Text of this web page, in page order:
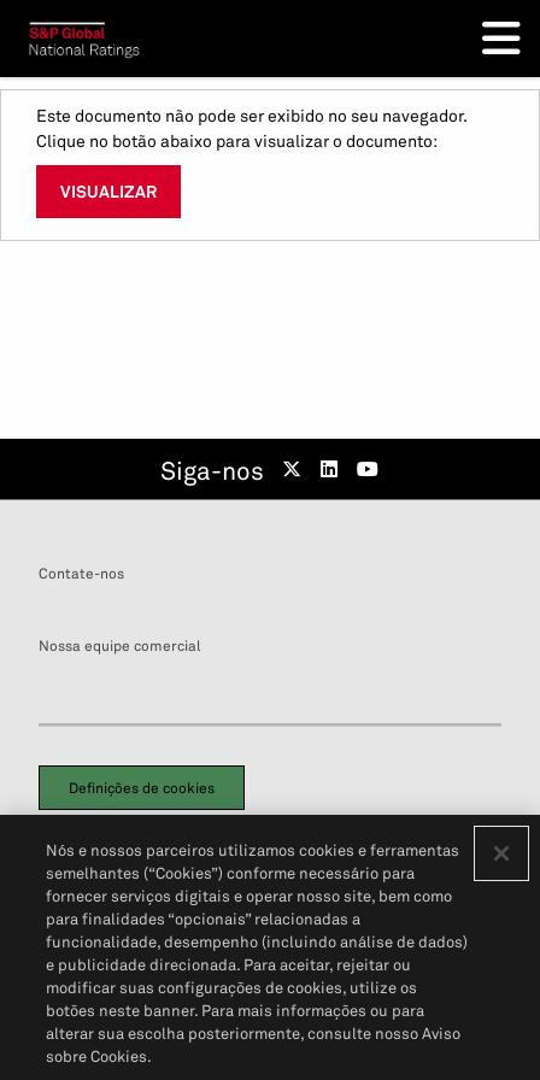
Este documento não pode ser exibido no seu navegador.
Clique no botão abaixo para visualizar o documento:
VISUALIZAR
Siga-nos
Contate-nos
Nossa equipe comercial
Definições de cookies
Política de PrivacidadePortal de privacidade do cliente (em inglês)
Não Venda Minhas Informações Pessoais© 2026 S&P Global
Nós e nossos parceiros utilizamos cookies e ferramentas
semelhantes (“Cookies”) conforme necessário para
fornecer serviços digitais e operar nosso site, bem como
para finalidades “opcionais” relacionadas a
funcionalidade, desempenho (incluindo análise de dados)
e publicidade direcionada. Para aceitar, rejeitar ou
modificar suas configurações de cookies, utilize os
botões neste banner. Para mais informações ou para
alterar sua escolha posteriormente, consulte nosso Aviso
sobre Cookies.